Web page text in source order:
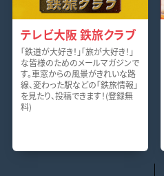
テレビ大阪 鉄旅クラブ
「鉄道が大好き！」「旅が大好き！」
な皆様のためのメールマガジンで
す。車窓からの風景がきれいな路
線、変わった駅などの「鉄旅情報」
を見たり、投稿できます！(登録無
料)